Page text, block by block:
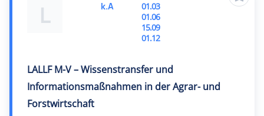
L
LALLF M-V – Wissenstransfer und
Informationsmaßnahmen in der Agrar- und
Forstwirtschaft
k.A
01.03
01.06
15.09
01.12